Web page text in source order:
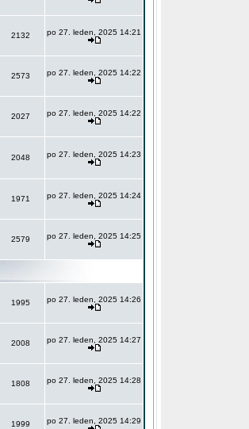
2132 po 27. leden, 2025 14:21
2573 po 27. leden, 2025 14:22
2027 po 27. leden, 2025 14:22
2048 po 27. leden, 2025 14:23
1971 po 27. leden, 2025 14:24
2579 po 27. leden, 2025 14:25
1995 po 27. leden, 2025 14:26
2008 po 27. leden, 2025 14:27
1808 po 27. leden, 2025 14:28
1999 po 27. leden, 2025 14:29